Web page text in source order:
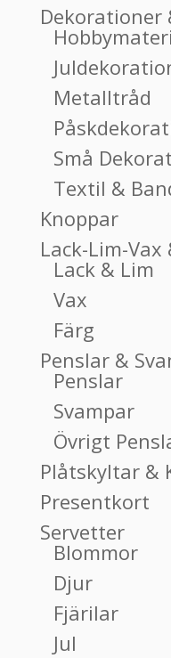
Dekorationer
Metalltråd
Små
Textil &
Knoppar
Lack-Lim-Vax
Lack & Lim
Vax
Färg
Penslar &
Penslar
Svampar
Övrigt
Plåtskyltar &
Presentkort
Servetter
Blommor
Djur
Fjärilar
Jul